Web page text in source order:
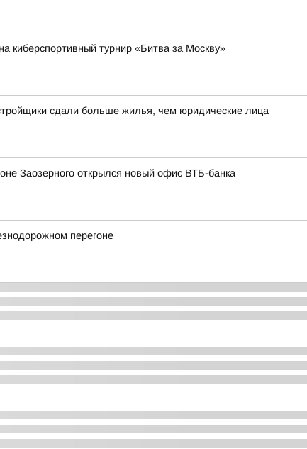
киберспортивный турнир «Битва за Москву»
сдали больше жилья, чем юридические лица
Заозерного открылся новый офис ВТБ-банка
перегоне